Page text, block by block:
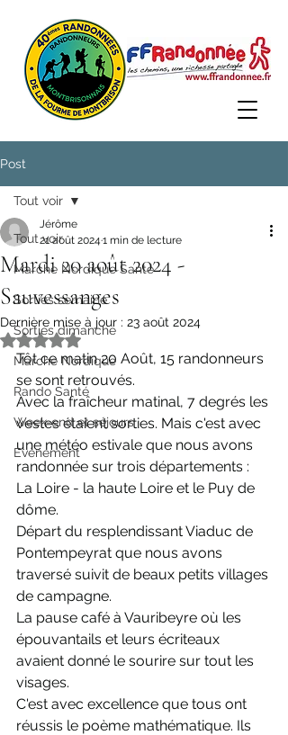
Post
Tout voir
Marche Nordique Santé
Sorties semaine
Sorties dimanche
Marche Nordique
Rando Santé
Week-end et séjours
Evènement
Tout voir
Mardi 20 août 2024 -
Sauvessanges
Jérôme
21 août 2024 1 min de lecture
Dernière mise à jour : 23 août 2024
Noté NaN étoiles sur 5.
Tôt ce matin 20 Août, 15 randonneurs
se sont retrouvés.
Avec la fraîcheur matinal, 7 degrés les
vestes étaient sorties. Mais c'est avec
une météo estivale que nous avons
randonnée sur trois départements :
La Loire - la haute Loire et le Puy de
dôme.
Départ du resplendissant Viaduc de
Pontempeyrat que nous avons
traversé suivit de beaux petits villages
de campagne.
La pause café à Vauribeyre où les
épouvantails et leurs écriteaux
avaient donné le sourire sur tout les
visages.
C'est avec excellence que tous ont
réussis le poème mathématique. Ils